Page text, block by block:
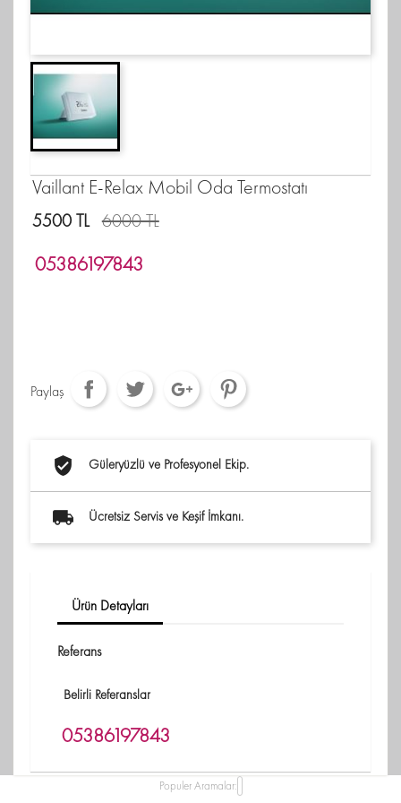
Vaillant E-Relax Mobil Oda Termostatı
5500 TL 6000 TL
05386197843
Paylaş
Güleryüzlü ve Profesyonel Ekip.
Ücretsiz Servis ve Keşif İmkanı.
Ürün Detayları
Referans
Belirli Referanslar
05386197843
Populer Aramalar: